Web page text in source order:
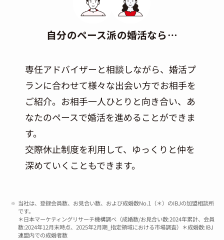
自分のペース派の婚活なら…
専任アドバイザーと相談しながら、婚活プ
ランに合わせて様々な出会い方でお相手を
ご紹介。お相手一人ひとりと向き合い、あ
なたのペースで婚活を進めることができま
す。
交際休止制度を利用して、ゆっくりと仲を
深めていくこともできます。
当社は、登録会員数、お見合い数、および成婚数No.1（＊）のIBJの加盟相談所
です。
＊日本マーケティングリサーチ機構調べ（成婚数/お見合い数:2024年累計、会員
数:2024年12月末時点、2025年2月期_指定領域における市場調査）＊成婚数:IBJ
連盟内での成婚者数